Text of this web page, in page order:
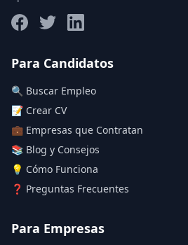
Deja vacío para "sin límite"
Aplicar filtros
Para Candidatos
🔍 Buscar Empleo
📝 Crear CV
💼 Empresas que Contratan
📚 Blog y Consejos
💡 Cómo Funciona
❓ Preguntas Frecuentes
Para Empresas